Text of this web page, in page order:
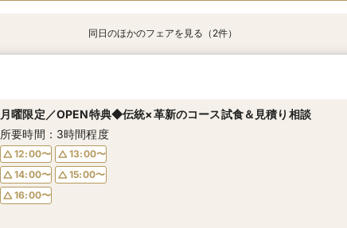
9:00〜
10:00〜
11:00〜
15:00〜
16:00〜
9:00〜
10:00〜
11:00〜
15:00〜
16:00〜
同日のほかのフェアを見る（2件）
月曜限定／OPEN特典◆伝統×革新のコース試食＆見積り相談
所要時間：3時間程度
12:00〜
13:00〜
14:00〜
15:00〜
16:00〜